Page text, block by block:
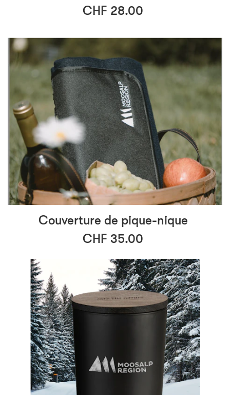
CHF 28.00
Couverture de pique-nique
CHF 35.00